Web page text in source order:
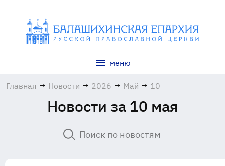
меню
Главная → Новости → 2026 → Май → 10
Новости за 10 мая